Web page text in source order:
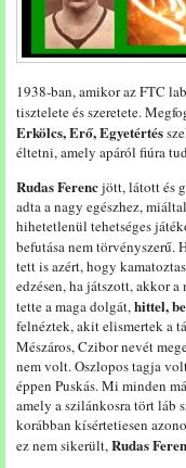
1938-ban, amikor az FTC
tisztelete és szeretete.
Erkölcs, Erő, Egyetértés
éltetni, amely apáról fiúra
Rudas Ferencjött, látott és
adta a nagy egészhez,
hihetetlenül tehetséges
befutása nem
tett is azért, hogy
edzésen, ha játszott, akkor
tette a maga dolgát,hittel,
felnéztek, akit elismertek a
Mészáros, Czibor nevét
nem volt. Oszlopos tagja
éppen Puskás. Mi minden
amely a szilánkosra tört láb
korábban kísértetiesen
ez nem sikerült,Rudas